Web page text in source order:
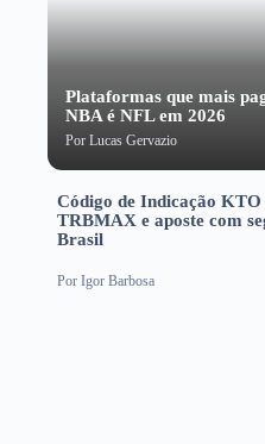
Plataformas que mais
NBA é NFL em 2026
Por Lucas Gervazio
Código de Indicação KTO
TRBMAX e aposte com
Brasil
Por Igor Barbosa